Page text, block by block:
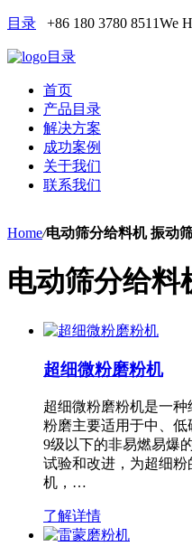
目录 +86 180 3780 8511We
目录
首页
产品目录
解决方案
成功案例
关于我们
联系我们
Home/电动筛分给料机 振动
电动筛分给料
超细微粉磨粉机
超细微粉磨粉机是一
粉磨主要适用于中、
9级以下的非易燃易爆
试验和改进，为超细
机，…
了解详情